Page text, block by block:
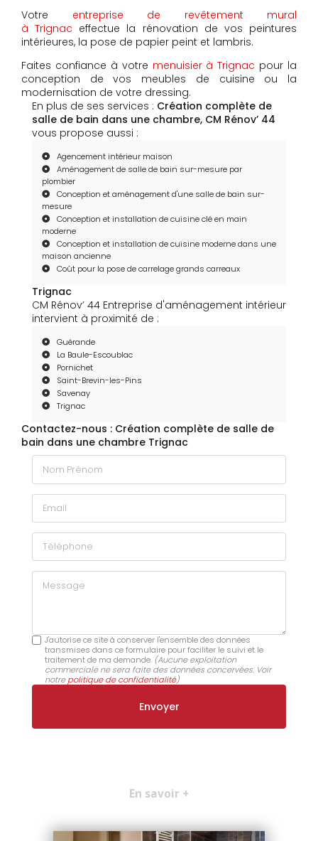
Votre entreprise de revêtement mural
à Trignac effectue la rénovation de vos peintures
intérieures, la pose de papier peint et lambris.
Faites confiance à votre menuisier à Trignac pour la
conception de vos meubles de cuisine ou la
modernisation de votre dressing.
En plus de ses services : Création complète de
salle de bain dans une chambre, CM Rénov’ 44
vous propose aussi :
Agencement intérieur maison
Aménagement de salle de bain sur-mesure par
plombier
Conception et aménagement d'une salle de bain sur-
mesure
Conception et installation de cuisine clé en main
moderne
Conception et installation de cuisine moderne dans une
maison ancienne
Coût pour la pose de carrelage grands carreaux
Trignac
CM Rénov’ 44 Entreprise d'aménagement intérieur
intervient à proximité de :
Guérande
La Baule-Escoublac
Pornichet
Saint-Brevin-les-Pins
Savenay
Trignac
Contactez-nous : Création complète de salle de
bain dans une chambre Trignac
Nom Prénom
Email
Téléphone
Message
J'autorise ce site à conserver l'ensemble des données
transmises dans ce formulaire pour faciliter le suivi et le
traitement de ma demande. (Aucune exploitation
commerciale ne sera faite des données concervées. Voir
notrepolitique de confidentialité)
En savoir +